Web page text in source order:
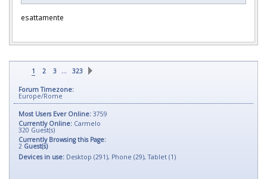
esattamente
1 2 3 … 323
Forum Timezone:
Europe/Rome
Most Users Ever Online: 3759
Currently Online: Carmelo
320 Guest(s)
Currently Browsing this Page:
2 Guest(s)
Devices in use: Desktop (291), Phone (29), Tablet (1)